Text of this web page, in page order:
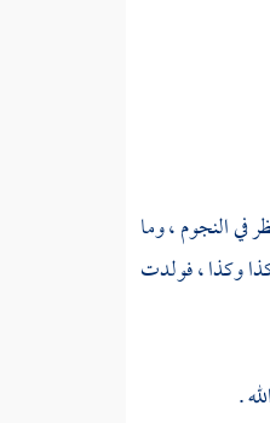
النجوم ، وما
وكذا ، فولدت
.